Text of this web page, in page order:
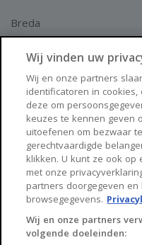
Breda
Arnhem
Huisnet
Over Huisnet
Algemene voorwaarden
Privacybeleid
Contact
Wij vinden uw
Wij en onze partners
identificatoren in
deze om
keuzes te kennen geven
uitoefenen om bezwaar
gerechtvaardigde
klikken. U kunt ze ook op
met onze
partners doorgegeven
browsegegevens.
Wij en onze partners
volgende doeleinden: